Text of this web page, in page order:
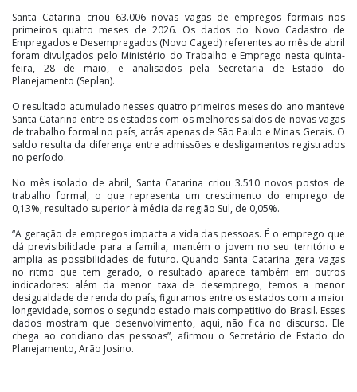
Santa Catarina criou 63.006 novas vagas de empregos formais nos
primeiros quatro meses de 2026. Os dados do Novo Cadastro de
Empregados e Desempregados (Novo Caged) referentes ao mês de abril
foram divulgados pelo Ministério do Trabalho e Emprego nesta quinta-
feira, 28 de maio, e analisados pela Secretaria de Estado do
Planejamento (Seplan).
O resultado acumulado nesses quatro primeiros meses do ano manteve
Santa Catarina entre os estados com os melhores saldos de novas vagas
de trabalho formal no país, atrás apenas de São Paulo e Minas Gerais. O
saldo resulta da diferença entre admissões e desligamentos registrados
no período.
No mês isolado de abril, Santa Catarina criou 3.510 novos postos de
trabalho formal, o que representa um crescimento do emprego de
0,13%, resultado superior à média da região Sul, de 0,05%.
“A geração de empregos impacta a vida das pessoas. É o emprego que
dá previsibilidade para a família, mantém o jovem no seu território e
amplia as possibilidades de futuro. Quando Santa Catarina gera vagas
no ritmo que tem gerado, o resultado aparece também em outros
indicadores: além da menor taxa de desemprego, temos a menor
desigualdade de renda do país, figuramos entre os estados com a maior
longevidade, somos o segundo estado mais competitivo do Brasil. Esses
dados mostram que desenvolvimento, aqui, não fica no discurso. Ele
chega ao cotidiano das pessoas”, afirmou o Secretário de Estado do
Planejamento, Arão Josino.